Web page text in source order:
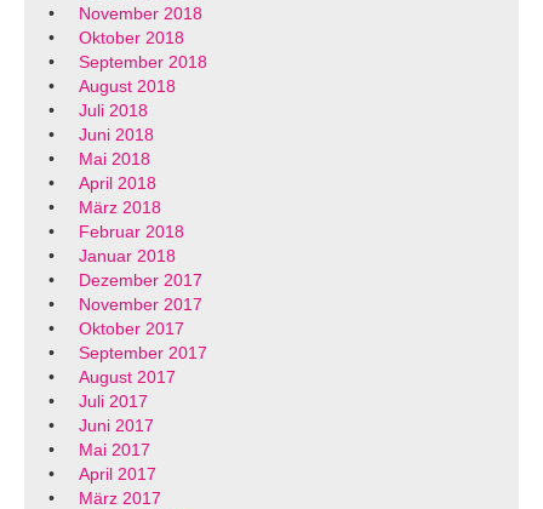
November 2018
Oktober 2018
September 2018
August 2018
Juli 2018
Juni 2018
Mai 2018
April 2018
März 2018
Februar 2018
Januar 2018
Dezember 2017
November 2017
Oktober 2017
September 2017
August 2017
Juli 2017
Juni 2017
Mai 2017
April 2017
März 2017